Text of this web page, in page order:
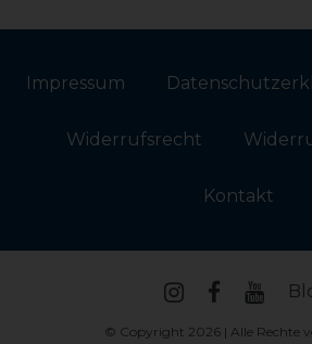
Impressum
Widerrufs­recht
Kontakt
© Copyright 2026 | Alle Rechte